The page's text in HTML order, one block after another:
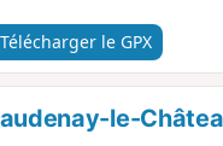
Télécharger le GPX
le-